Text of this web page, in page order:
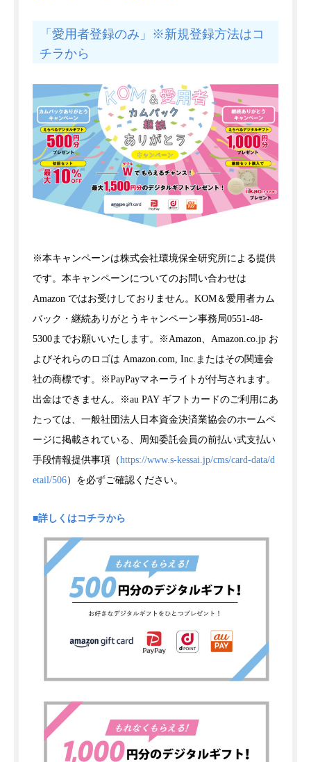
「愛用者登録のみ」※新規登録方法はコ
チラから
※本キャンペーンは株式会社環境保全研究所による提供
です。本キャンペーンについてのお問い合わせは
Amazon ではお受けしておりません。KOM＆愛用者カム
バック・継続ありがとうキャンペーン事務局0551-48-
5300までお願いいたします。※Amazon、Amazon.co.jp お
よびそれらのロゴは Amazon.com, Inc.またはその関連会
社の商標です。※PayPayマネーライトが付与されます。
出金はできません。※au PAY ギフトカードのご利用にあ
たっては、一般社団法人日本資金決済業協会のホームペ
ージに掲載されている、周知委託会員の前払い式支払い
手段情報提供事項（https://www.s-kessai.jp/cms/card-data/d
etail/506）を必ずご確認ください。
■詳しくはコチラから